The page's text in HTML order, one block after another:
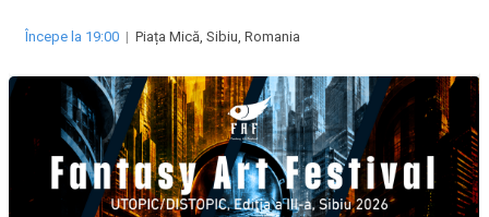
Începe la 19:00 | Piața Mică, Sibiu, Romania